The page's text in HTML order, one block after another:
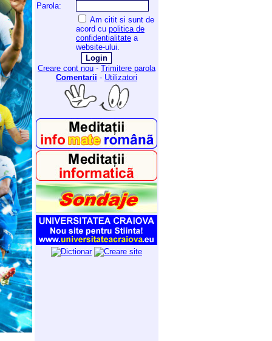
Parola:
Am citit si sunt de
acord cu politica de
confidentialitate a
website-ului.
Creare cont nou - Trimitere parola
Comentarii - Utilizatori